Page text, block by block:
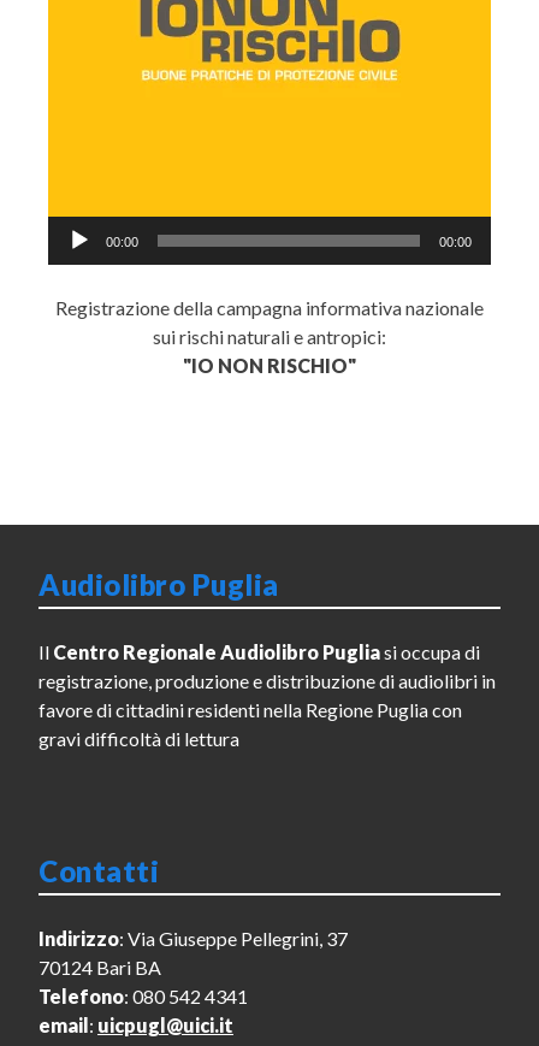
Audio
00:00 00:00
Registrazione della campagna informativa nazionale
sui rischi naturali e antropici:
"IO NON RISCHIO"
Audiolibro Puglia
Il Centro Regionale Audiolibro Pugliasi occupa di
registrazione, produzione e distribuzione di audiolibri in
favore di cittadini residenti nella Regione Puglia con
gravi difficoltà di lettura
Contatti
Indirizzo: Via Giuseppe Pellegrini, 37
70124 Bari BA
Telefono: 080 542 4341
email: uicpugl@uici.it